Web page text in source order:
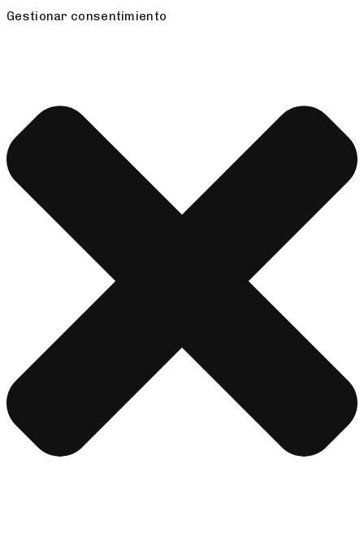
Gestionar consentimiento